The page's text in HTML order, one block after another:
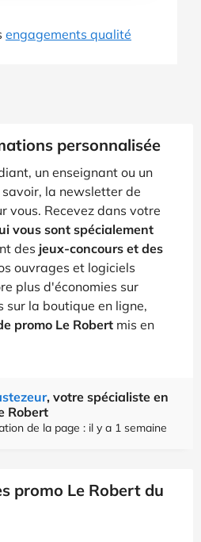
engagements qualité
personnalisée
un enseignant ou un
la newsletter de
vous. Recevez dans votre
vous sont spécialement
des jeux-concours et des
ouvrages et logiciels
plus d'économies sur
la boutique en ligne,
promo Le Robert mis en
, votre spécialiste en
Robert
de la page : il y a 1 semaine
promo Le Robert du